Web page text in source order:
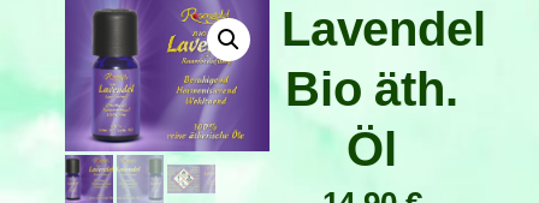
Lavendel
Bio äth.
Öl